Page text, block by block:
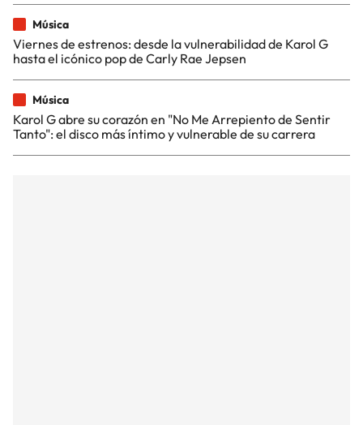
Música
Viernes de estrenos: desde la vulnerabilidad de Karol G
hasta el icónico pop de Carly Rae Jepsen
Música
Karol G abre su corazón en "No Me Arrepiento de Sentir
Tanto": el disco más íntimo y vulnerable de su carrera